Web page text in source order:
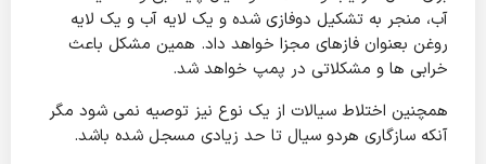
آب، منجر به تشکیل دوفازی شده و یک لایه آب و یک لایه
روغن بعنوان فازهای مجزا خواهد داد. همین مشکل باعث
خرابی ها و مشکلاتی در پمپ خواهد شد.
همچنین اختلاط سیالات از یک نوع نیز توصیه نمی شود مگر
آنکه سازگاری هردو سیال تا حد زیادی مسجل شده باشد.